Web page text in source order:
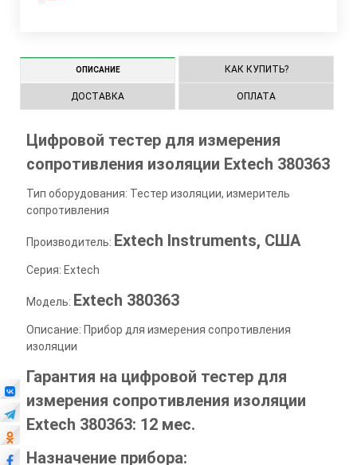
ОПИСАНИЕ КАК КУПИТЬ?
ДОСТАВКА ОПЛАТА
Цифровой тестер для измерения
сопротивления изоляции Extech 380363
Тип оборудования: Тестер изоляции, измеритель
сопротивления
Производитель: Extech Instruments, США
Серия: Extech
Модель: Extech 380363
Описание: Прибор для измерения сопротивления
изоляции
Гарантия на цифровой тестер для
измерения сопротивления изоляции
Extech 380363: 12 мес.
Назначение прибора: